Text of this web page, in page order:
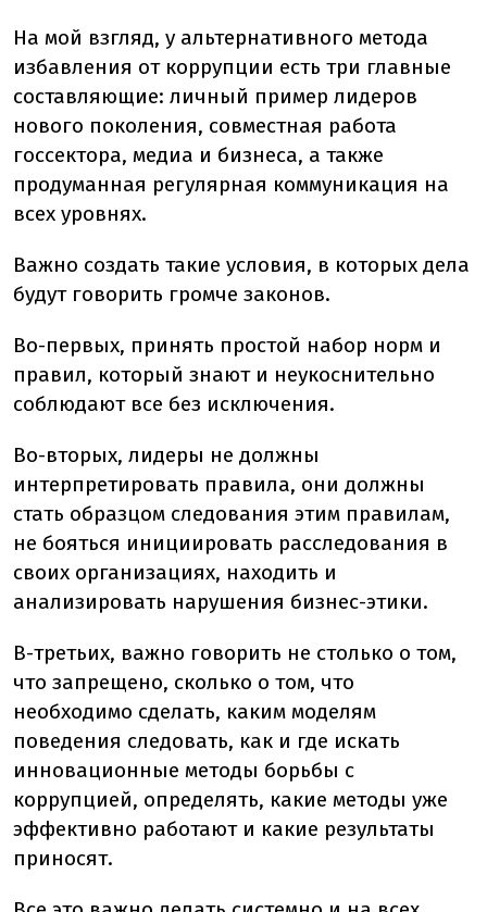
На мой взгляд, у альтернативного метода
избавления от коррупции есть три главные
составляющие: личный пример лидеров
нового поколения, совместная работа
госсектора, медиа и бизнеса, а также
продуманная регулярная коммуникация на
всех уровнях.
Важно создать такие условия, в которых дела
будут говорить громче законов.
Во-первых, принять простой набор норм и
правил, который знают и неукоснительно
соблюдают все без исключения.
Во-вторых, лидеры не должны
интерпретировать правила, они должны
стать образцом следования этим правилам,
не бояться инициировать расследования в
своих организациях, находить и
анализировать нарушения бизнес-этики.
В-третьих, важно говорить не столько о том,
что запрещено, сколько о том, что
необходимо сделать, каким моделям
поведения следовать, как и где искать
инновационные методы борьбы с
коррупцией, определять, какие методы уже
эффективно работают и какие результаты
приносят.